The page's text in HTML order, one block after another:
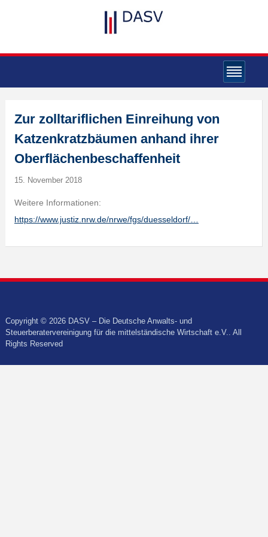
Zur zolltariflichen Einreihung von
Katzenkratzbäumen anhand ihrer
Oberflächenbeschaffenheit
15. November 2018
Weitere Informationen:
https://www.justiz.nrw.de/nrwe/fgs/duesseldorf/…
Copyright © 2026 DASV – Die Deutsche Anwalts- und
Steuerberatervereinigung für die mittelständische Wirtschaft e.V.. All
Rights Reserved